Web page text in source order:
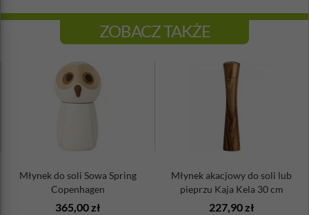
ZOBACZ TAKŻE
Młynek do soli Sowa Spring
Copenhagen
365,00 zł
Młynek akacjowy do soli lub
pieprzu Kaja Kela 30 cm
227,90 zł